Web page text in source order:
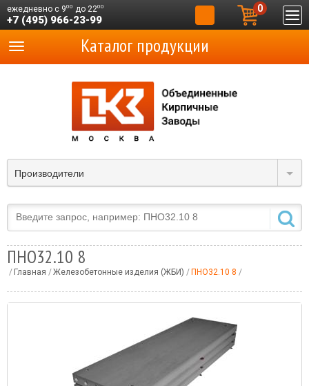
ежедневно с 900 до 2200
+7 (495) 966-23-99
0
Производители
Каталог продукции
ПНО32.10 8
Главная Железобетонные изделия (ЖБИ) ПНО32.10 8